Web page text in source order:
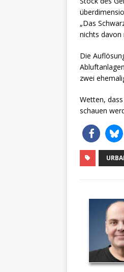
„Das
nichts
Die
zwei
Wetten,
schauen